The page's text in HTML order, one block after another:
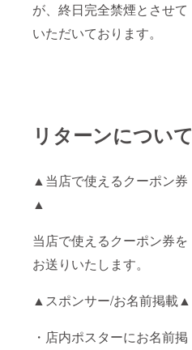
が、終日完全禁煙とさせて
いただいております。
リターンについて
▲当店で使えるクーポン券
▲
当店で使えるクーポン券を
お送りいたします。
▲スポンサー/お名前掲載▲
・店内ポスターにお名前掲